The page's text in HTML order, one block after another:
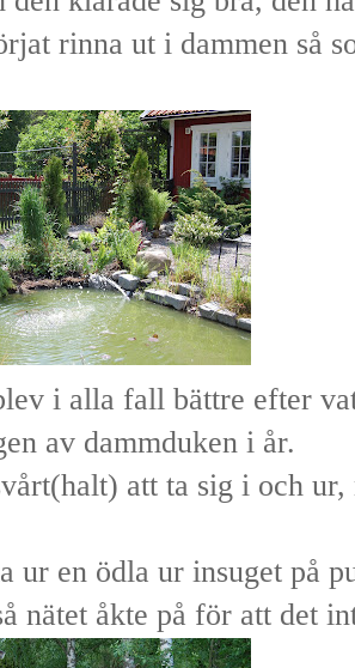
rinna ut i dammen så
i alla fall bättre efter
av dammduken i år.
att ta sig i och
ur en ödla ur insuget på
nätet åkte på för att det